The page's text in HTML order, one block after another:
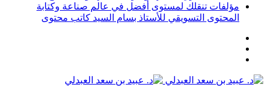
مؤلفات تنقلك لمستوى أفضل في عالم صناعة وكتابة
المحتوى التسويقي للأستاذ بسام السيد كاتب محتوى
القائمة